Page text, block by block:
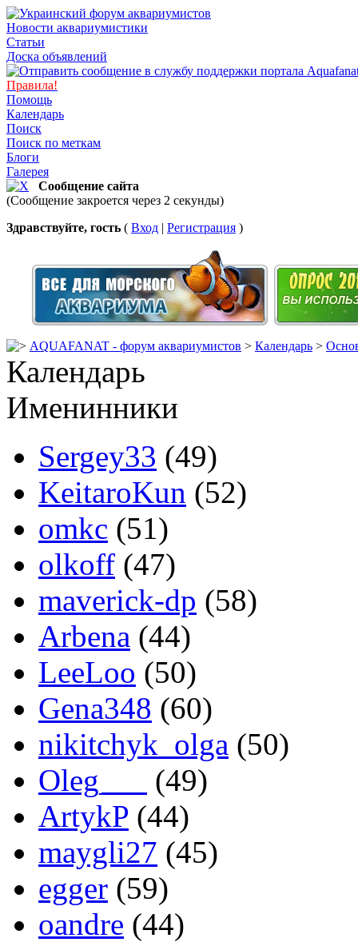
Новости аквариумистики
Статьи
Доска объявлений
Правила!
Помощь
Календарь
Поиск
Поиск по меткам
Блоги
Галерея
Сообщение сайта
(Сообщение закроется через 2 секунды)
Здравствуйте, гость ( Вход | Регистрация )
AQUAFANAT - форум аквариумистов > Календарь >
Календарь
Именинники
Sergey33 (49)
KeitaroKun (52)
omkc (51)
olkoff (47)
maverick-dp (58)
Arbena (44)
LeeLoo (50)
Gena348 (60)
nikitchyk_olga (50)
Oleg___
(49)
ArtykP (44)
maygli27 (45)
egger (59)
oandre (44)